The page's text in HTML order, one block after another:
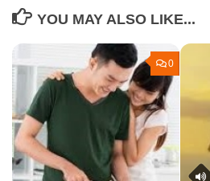
YOU MAY ALSO LIKE...
0